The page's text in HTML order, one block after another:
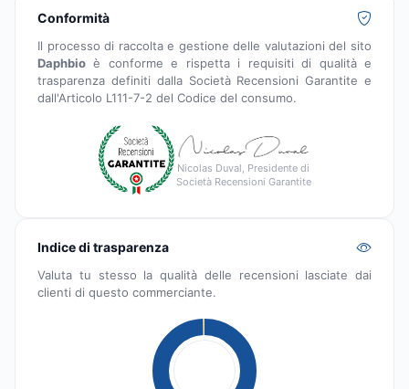
Conformità
Il processo di raccolta e gestione delle valutazioni del sito
Daphbio è conforme e rispetta i requisiti di qualità e
trasparenza definiti dalla Società Recensioni Garantite e
dall'Articolo L111-7-2 del Codice del consumo.
Nicolas Duval, Presidente di
Società Recensioni Garantite
Indice di trasparenza
Valuta tu stesso la qualità delle recensioni lasciate dai
clienti di questo commerciante.